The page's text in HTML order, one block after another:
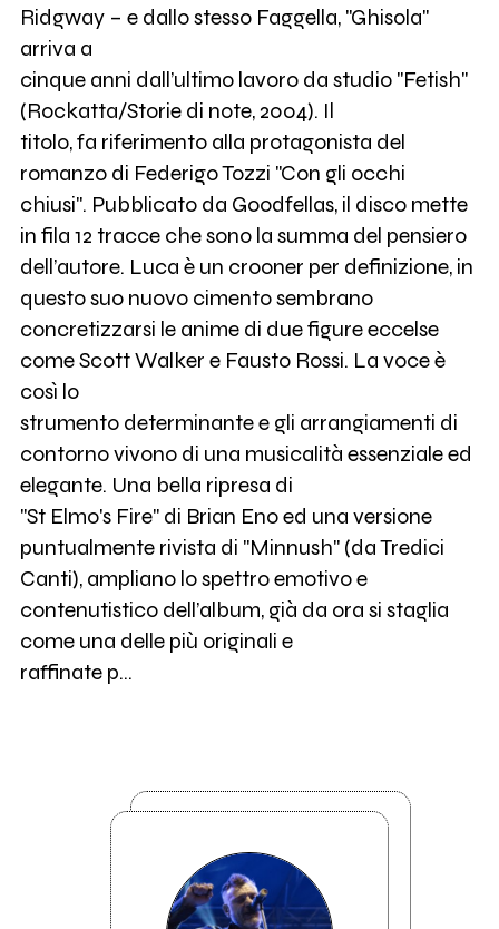
Ridgway – e dallo stesso Faggella, "Ghisola"
arriva a
cinque anni dall’ultimo lavoro da studio "Fetish"
(Rockatta/Storie di note, 2004). Il
titolo, fa riferimento alla protagonista del
romanzo di Federigo Tozzi "Con gli occhi
chiusi". Pubblicato da Goodfellas, il disco mette
in fila 12 tracce che sono la summa del pensiero
dell’autore. Luca è un crooner per definizione, in
questo suo nuovo cimento sembrano
concretizzarsi le anime di due figure eccelse
come Scott Walker e Fausto Rossi. La voce è
così lo
strumento determinante e gli arrangiamenti di
contorno vivono di una musicalità essenziale ed
elegante. Una bella ripresa di
"St Elmo's Fire" di Brian Eno ed una versione
puntualmente rivista di "Minnush" (da Tredici
Canti), ampliano lo spettro emotivo e
contenutistico dell’album, già da ora si staglia
come una delle più originali e
raffinate p…